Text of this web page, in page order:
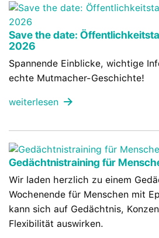
Save the date:
2026
Spannende Einblicke, wichtige
echte Mutmacher-Geschichte!
weiterlesen
Gedächtnistraining für
Wir laden herzlich zu einem
Wochenende für Menschen mit
kann sich auf Gedächtnis,
Flexibilität auswirken.